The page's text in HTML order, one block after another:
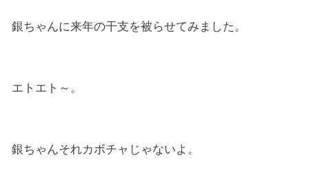
銀ちゃんに来年の干支を被らせてみました。
エトエト～。
銀ちゃんそれカボチャじゃないよ。